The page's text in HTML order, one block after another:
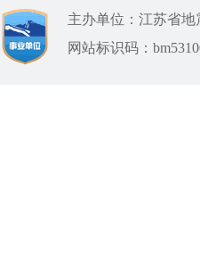
主办单位：江苏省地
网站标识码：